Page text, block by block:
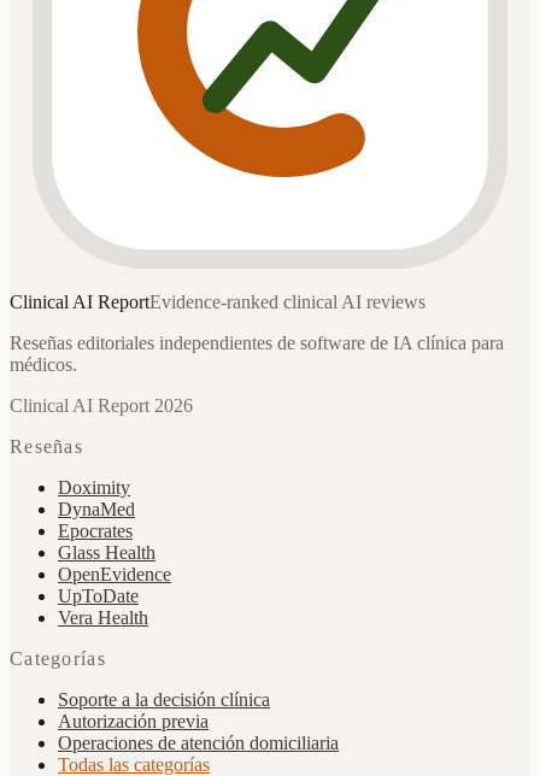
Clinical AI ReportEvidence-ranked clinical AI reviews
Reseñas editoriales independientes de software de IA clínica para
médicos.
Clinical AI Report 2026
Reseñas
Doximity
DynaMed
Epocrates
Glass Health
OpenEvidence
UpToDate
Vera Health
Categorías
Soporte a la decisión clínica
Autorización previa
Operaciones de atención domiciliaria
Todas las categorías